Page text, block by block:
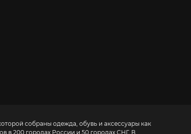
собраны одежда, обувь и аксессуары как
в 200 городах России и 50 городах СНГ. В